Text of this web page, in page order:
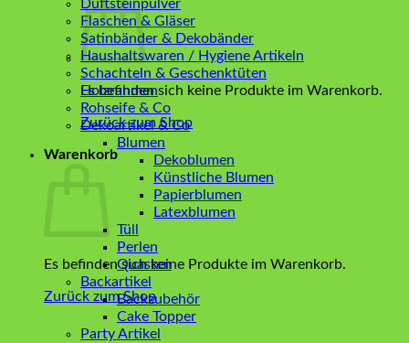
Es befinden sich keine Produkte im Warenkorb.
Zurück zum Shop
Warenkorb
Es befinden sich keine Produkte im Warenkorb.
Zurück zum Shop
Duftsteinpulver
Flaschen & Gläser
Satinbänder & Dekobänder
Haushaltswaren / Hygiene Artikeln
Schachteln & Geschenktüten
Holzrahmen
Rohseife & Co
Dekoartikel & Co
Blumen
Dekoblumen
Künstliche Blumen
Papierblumen
Latexblumen
Tüll
Perlen
Quasten
Backartikel
Backzubehör
Cake Topper
Party Artikel